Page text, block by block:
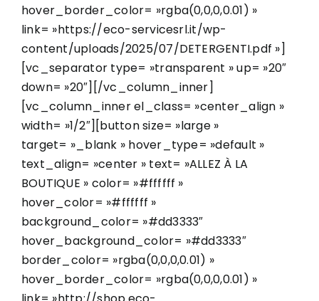
hover_border_color= »rgba(0,0,0,0.01) »
link= »https://eco-servicesrl.it/wp-
content/uploads/2025/07/DETERGENTI.pdf »]
[vc_separator type= »transparent » up= »20″
down= »20″][/vc_column_inner]
[vc_column_inner el_class= »center_align »
width= »1/2″][button size= »large »
target= »_blank » hover_type= »default »
text_align= »center » text= »ALLEZ À LA
BOUTIQUE » color= »#ffffff »
hover_color= »#ffffff »
background_color= »#dd3333″
hover_background_color= »#dd3333″
border_color= »rgba(0,0,0,0.01) »
hover_border_color= »rgba(0,0,0,0.01) »